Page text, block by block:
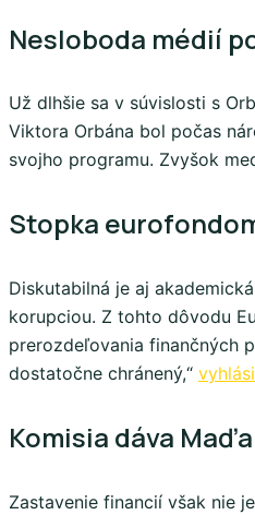
Nesloboda médií
Už dlhšie sa v súvislosti s
Viktora Orbána bol počas
svojho programu. Zvyšok
Stopka
Diskutabilná je aj
korupciou. Z tohto dôvodu
prerozdeľovania finančných
dostatočne chránený,“
Komisia dáva
Zastavenie financií však nie